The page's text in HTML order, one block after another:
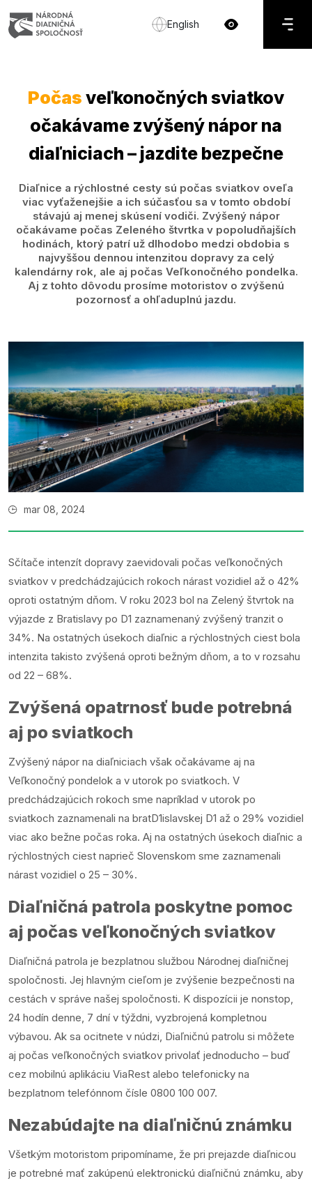
English
Počas veľkonočných sviatkov
očakávame zvýšený nápor na
diaľniciach – jazdite bezpečne
Diaľnice a rýchlostné cesty sú počas sviatkov oveľa
viac vyťaženejšie a ich súčasťou sa v tomto období
stávajú aj menej skúsení vodiči. Zvýšený nápor
očakávame počas Zeleného štvrtka v popoludňajších
hodinách, ktorý patrí už dlhodobo medzi obdobia s
najvyššou dennou intenzitou dopravy za celý
kalendárny rok, ale aj počas Veľkonočného pondelka.
Aj z tohto dôvodu prosíme motoristov o zvýšenú
pozornosť a ohľaduplnú jazdu.
mar 08, 2024
Sčítače intenzít dopravy zaevidovali počas veľkonočných
sviatkov v predchádzajúcich rokoch nárast vozidiel až o 42%
oproti ostatným dňom. V roku 2023 bol na Zelený štvrtok na
výjazde z Bratislavy po D1 zaznamenaný zvýšený tranzit o
34%. Na ostatných úsekoch diaľnic a rýchlostných ciest bola
intenzita takisto zvýšená oproti bežným dňom, a to v rozsahu
od 22 – 68%.
Zvýšená opatrnosť bude potrebná
aj po sviatkoch
Zvýšený nápor na diaľniciach však očakávame aj na
Veľkonočný pondelok a v utorok po sviatkoch. V
predchádzajúcich rokoch sme napríklad v utorok po
sviatkoch zaznamenali na bratD1islavskej D1 až o 29% vozidiel
viac ako bežne počas roka. Aj na ostatných úsekoch diaľnic a
rýchlostných ciest naprieč Slovenskom sme zaznamenali
nárast vozidiel o 25 – 30%.
Diaľničná patrola poskytne pomoc
aj počas veľkonočných sviatkov
Diaľničná patrola je bezplatnou službou Národnej diaľničnej
spoločnosti. Jej hlavným cieľom je zvýšenie bezpečnosti na
cestách v správe našej spoločnosti. K dispozícii je nonstop,
24 hodín denne, 7 dní v týždni, vyzbrojená kompletnou
výbavou. Ak sa ocitnete v núdzi, Diaľničnú patrolu si môžete
aj počas veľkonočných sviatkov privolať jednoducho – buď
cez mobilnú aplikáciu ViaRest alebo telefonicky na
bezplatnom telefónnom čísle 0800 100 007.
Nezabúdajte na diaľničnú známku
Všetkým motoristom pripomíname, že pri prejazde diaľnicou
je potrebné mať zakúpenú elektronickú diaľničnú známku, aby